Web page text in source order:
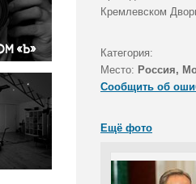
Кремлевском
Категория:
Место: Россия,
Сообщить об
Ещё фото